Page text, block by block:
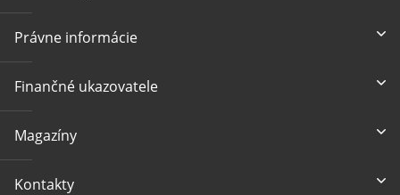
Právne informácie
Finančné ukazovatele
Magazíny
Kontakty